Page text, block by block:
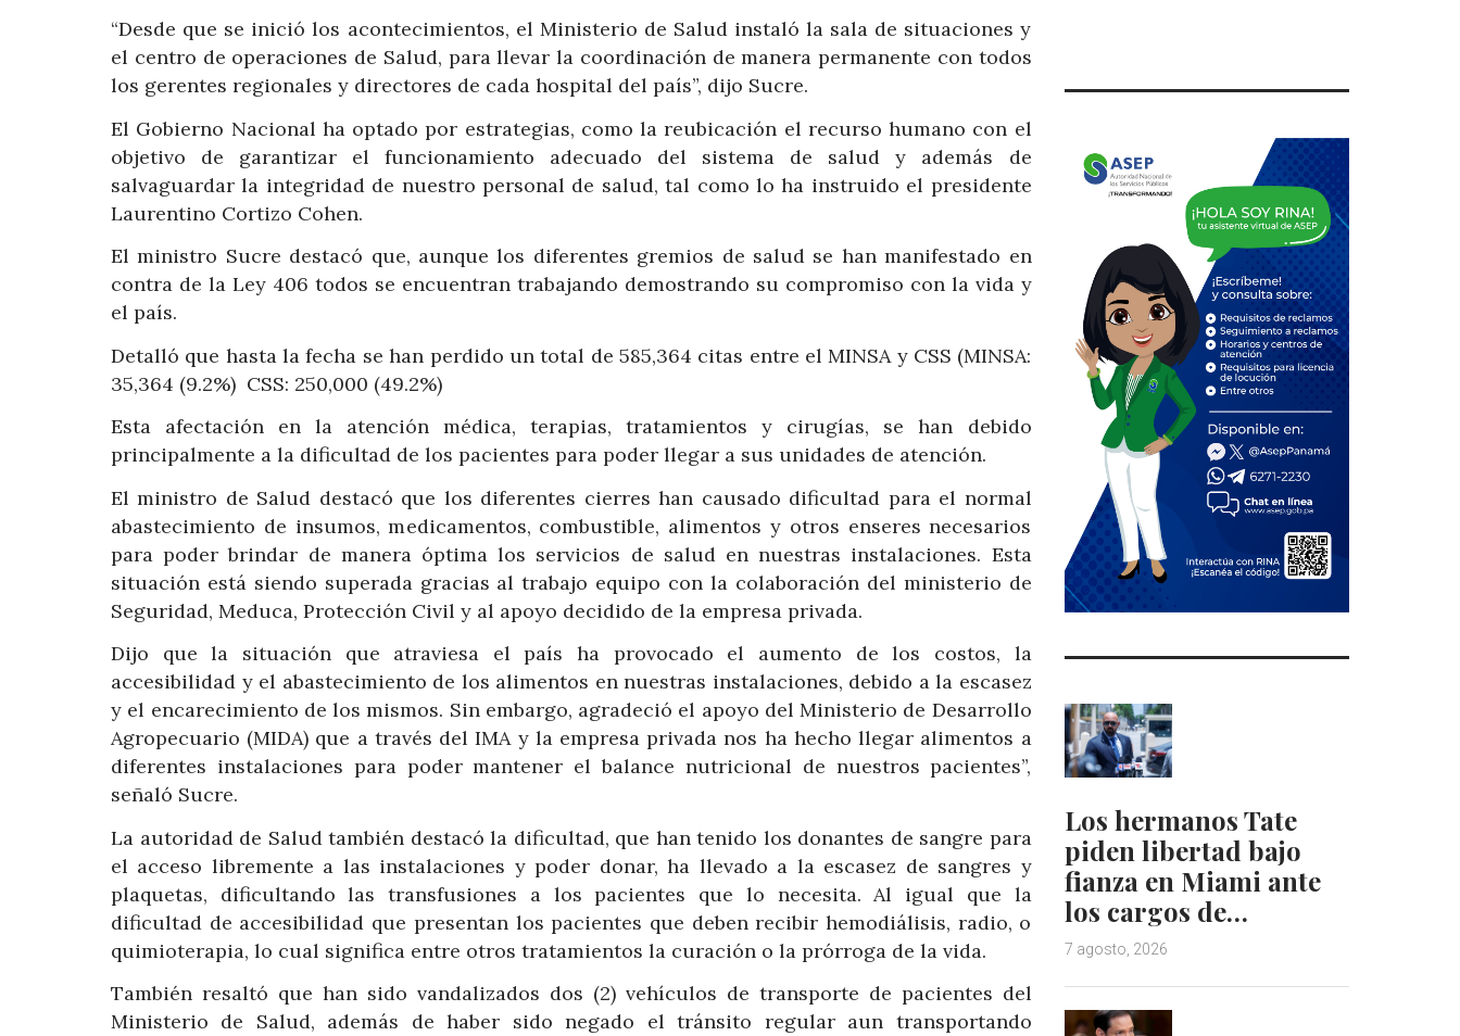
“Desde que se inició los acontecimientos, el Ministerio de Salud instaló la sala de situaciones y
el centro de operaciones de Salud, para llevar la coordinación de manera permanente con todos
los gerentes regionales y directores de cada hospital del país”, dijo Sucre.
El Gobierno Nacional ha optado por estrategias, como la reubicación el recurso humano con el
objetivo de garantizar el funcionamiento adecuado del sistema de salud y además de
salvaguardar la integridad de nuestro personal de salud, tal como lo ha instruido el presidente
Laurentino Cortizo Cohen.
El ministro Sucre destacó que, aunque los diferentes gremios de salud se han manifestado en
contra de la Ley 406 todos se encuentran trabajando demostrando su compromiso con la vida y
el país.
Detalló que hasta la fecha se han perdido un total de 585,364 citas entre el MINSA y CSS (MINSA:
35,364 (9.2%) CSS: 250,000 (49.2%)
Esta afectación en la atención médica, terapias, tratamientos y cirugías, se han debido
principalmente a la dificultad de los pacientes para poder llegar a sus unidades de atención.
El ministro de Salud destacó que los diferentes cierres han causado dificultad para el normal
abastecimiento de insumos, medicamentos, combustible, alimentos y otros enseres necesarios
para poder brindar de manera óptima los servicios de salud en nuestras instalaciones. Esta
situación está siendo superada gracias al trabajo equipo con la colaboración del ministerio de
Seguridad, Meduca, Protección Civil y al apoyo decidido de la empresa privada.
Dijo que la situación que atraviesa el país ha provocado el aumento de los costos, la
accesibilidad y el abastecimiento de los alimentos en nuestras instalaciones, debido a la escasez
y el encarecimiento de los mismos. Sin embargo, agradeció el apoyo del Ministerio de Desarrollo
Agropecuario (MIDA) que a través del IMA y la empresa privada nos ha hecho llegar alimentos a
diferentes instalaciones para poder mantener el balance nutricional de nuestros pacientes”,
señaló Sucre.
La autoridad de Salud también destacó la dificultad, que han tenido los donantes de sangre para
el acceso libremente a las instalaciones y poder donar, ha llevado a la escasez de sangres y
plaquetas, dificultando las transfusiones a los pacientes que lo necesita. Al igual que la
dificultad de accesibilidad que presentan los pacientes que deben recibir hemodiálisis, radio, o
quimioterapia, lo cual significa entre otros tratamientos la curación o la prórroga de la vida.
También resaltó que han sido vandalizados dos (2) vehículos de transporte de pacientes del
Ministerio de Salud, además de haber sido negado el tránsito regular aun transportando
Los hermanos Tate
piden libertad bajo
fianza en Miami ante
los cargos de…
7 agosto, 2026